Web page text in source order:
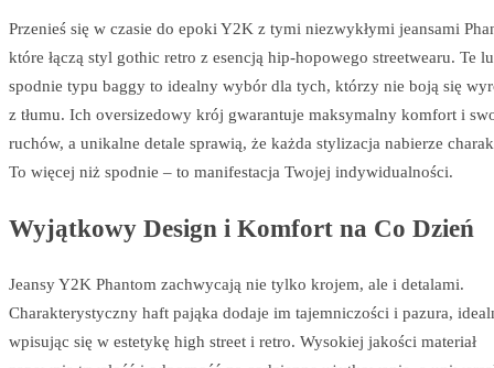
Przenieś się w czasie do epoki Y2K z tymi niezwykłymi jeansami
które łączą styl gothic retro z esencją hip-hopowego streetwearu. Te
spodnie typu baggy to idealny wybór dla tych, którzy nie boją się
z tłumu. Ich oversizedowy krój gwarantuje maksymalny komfort i
ruchów, a unikalne detale sprawią, że każda stylizacja nabierze
To więcej niż spodnie – to manifestacja Twojej indywidualności.
Wyjątkowy Design i Komfort na Co Dzień
Jeansy Y2K Phantom zachwycają nie tylko krojem, ale i detalami.
Charakterystyczny haft pająka dodaje im tajemniczości i pazura,
wpisując się w estetykę high street i retro. Wysokiej jakości materiał